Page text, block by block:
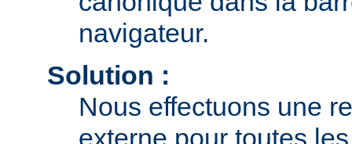
navigateur.
Solution :
Nous effectuons une
externe pour toutes